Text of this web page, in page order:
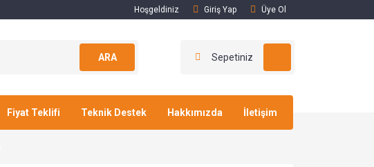
Hoşgeldiniz Giriş Yap Üye Ol
ARA Sepetiniz
Fiyat Teklifi Teknik Destek Hakkımızda İletişim